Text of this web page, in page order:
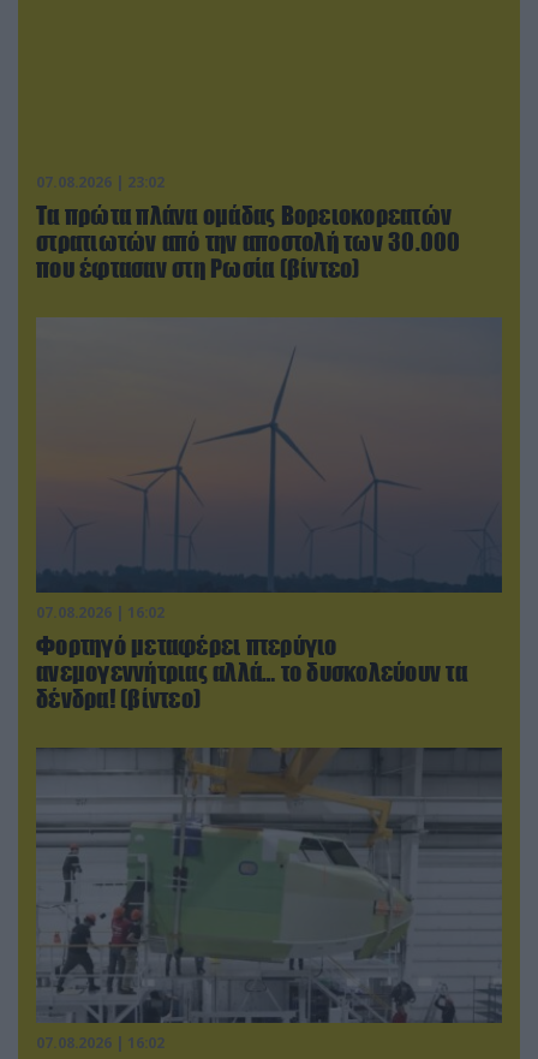
07.08.2026 | 23:02
Τα πρώτα πλάνα ομάδας Βορειοκορεατών
στρατιωτών από την αποστολή των 30.000
που έφτασαν στη Ρωσία (βίντεο)
07.08.2026 | 16:02
Φορτηγό μεταφέρει πτερύγιο
ανεμογεννήτριας αλλά… το δυσκολεύουν τα
δένδρα! (βίντεο)
07.08.2026 | 16:02